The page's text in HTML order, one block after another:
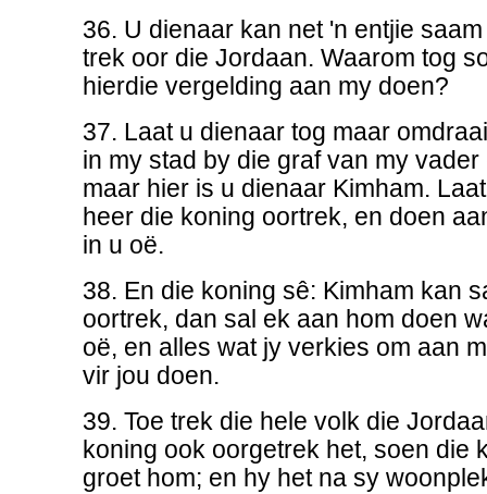
36. U dienaar kan net 'n entjie
trek oor die Jordaan. Waarom tog
hierdie vergelding aan my doen?
37. Laat u dienaar tog maar
in my stad by die graf van my
maar hier is u dienaar Kimham.
heer die koning oortrek, en doen
in u oë.
38. En die koning sê: Kimham kan
oortrek, dan sal ek aan hom doen
oë, en alles wat jy verkies om aan
vir jou doen.
39. Toe trek die hele volk die
koning ook oorgetrek het, soen die
groet hom; en hy het na sy